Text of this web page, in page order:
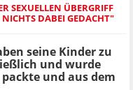
SEXUELLEN ÜBERGRIFF
DABEI GEDACHT"
seine Kinder zu
und wurde
und aus dem